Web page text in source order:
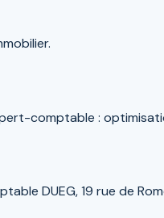
comptable :
DUEG, 19 rue de